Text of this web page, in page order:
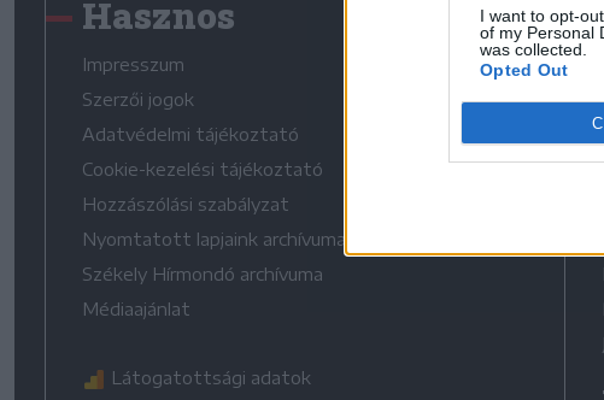
I want to opt-
of my Personal
was collected.
Opted Out
Hasznos
Impresszum
Szerzői jogok
Adatvédelmi tájékoztató
Cookie-kezelési tájékoztató
Hozzászólási szabályzat
Nyomtatott lapjaink archívuma
Székely Hírmondó archívuma
Médiaajánlat
Látogatottsági adatok